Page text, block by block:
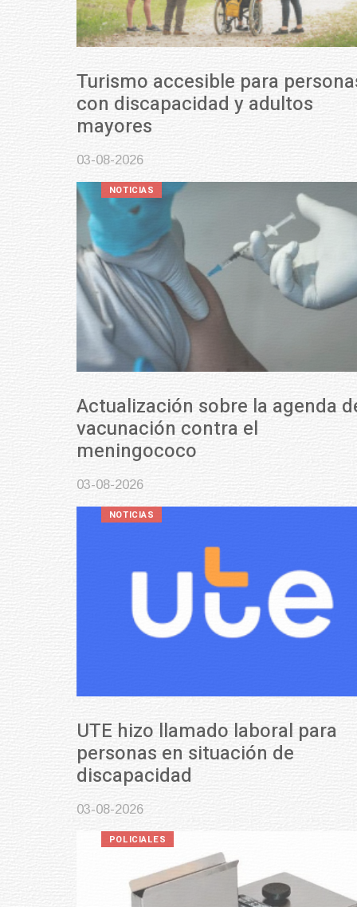
Turismo accesible para personas
con discapacidad y adultos
mayores
03-08-2026
Actualización sobre la agenda de
vacunación contra el
meningococo
03-08-2026
NOTICIAS
UTE hizo llamado laboral para
personas en situación de
discapacidad
03-08-2026
POLICIALES